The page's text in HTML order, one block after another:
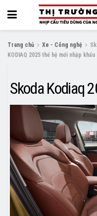
Trang chủ Xe - Công nghệ
KODIAQ 2025 thế hệ mới nhập
Skoda Kodiaq